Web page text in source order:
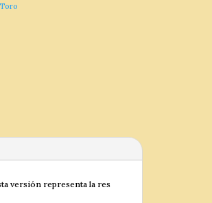
Toro
versión representa la res